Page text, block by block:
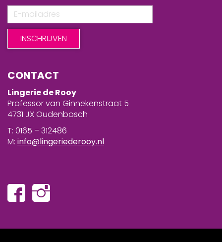
CONTACT
Lingerie de Rooy
Professor van Ginnekenstraat 5
4731 JX Oudenbosch
T: 0165 – 312486
M: info@lingeriederooy.nl